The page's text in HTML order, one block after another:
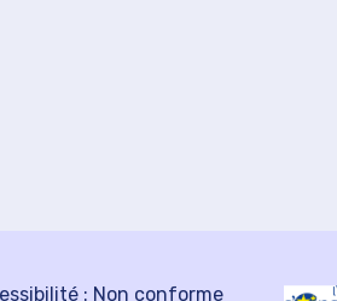
: Non conforme